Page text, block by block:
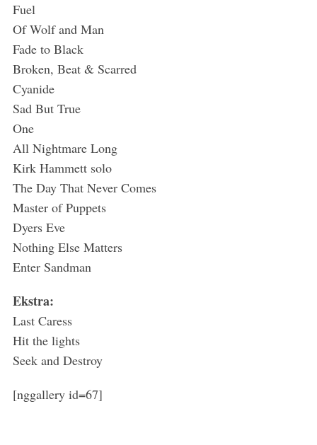
Fuel
Of Wolf and Man
Fade to Black
Broken, Beat & Scarred
Cyanide
Sad But True
One
All Nightmare Long
Kirk Hammett solo
The Day That Never Comes
Master of Puppets
Dyers Eve
Nothing Else Matters
Enter Sandman
Ekstra:
Last Caress
Hit the lights
Seek and Destroy
[nggallery id=67]